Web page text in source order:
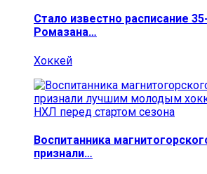
Стало известно расписание
Ромазана…
Хоккей
Воспитанника
признали…